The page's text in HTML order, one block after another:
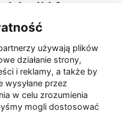
i wejścia?
seniora na "kwadracie"
w Gorzowie.
ściany spalonej
używają plików
działanie strony,
i reklamy, a także by
wysyłane przez
w celu zrozumienia
mogli dostosować